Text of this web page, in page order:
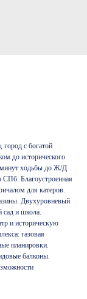
город с богатой
до исторического
минут ходьбы до Ж/Д
СПб. Благоустроенная
для катеров.
Двухуровневый
сад и школа.
и историческую
газовая
планировки.
балконы.